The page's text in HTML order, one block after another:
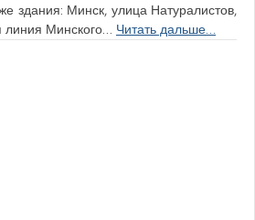
здания: Минск, улица Натуралистов,
линия Минского… Читать дальше…